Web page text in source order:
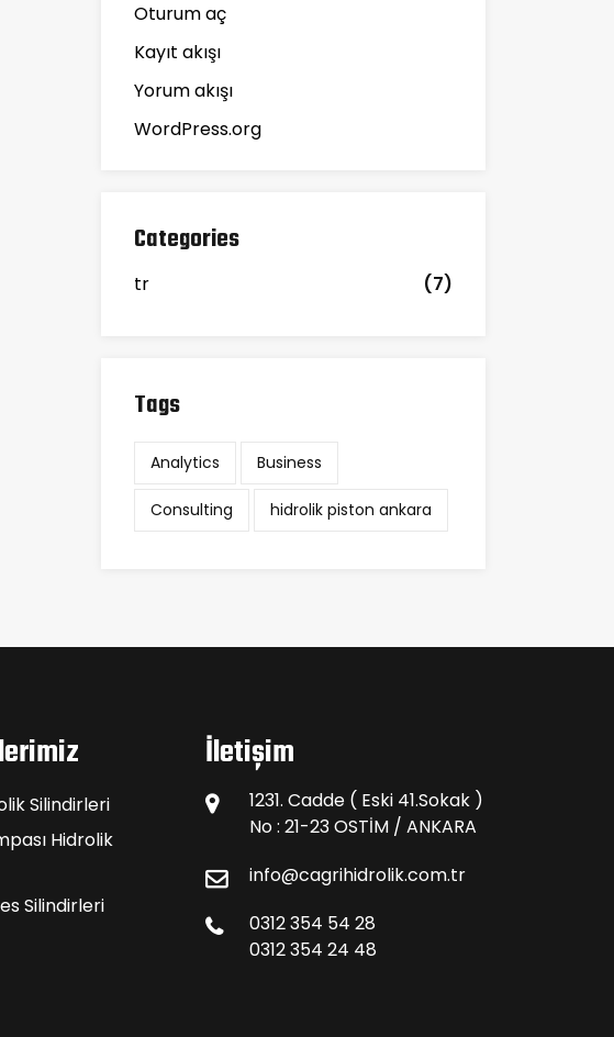
Oturum aç
Kayıt akışı
Yorum akışı
WordPress.org
Categories
tr (7)
Tags
Analytics Business
Consulting hidrolik piston ankara
Silindirleri
Hidrolik
Silindirleri
İletişim
1231. Cadde ( Eski 41.Sokak )
No : 21-23 OSTİM / ANKARA
info@cagrihidrolik.com.tr
0312 354 54 28
0312 354 24 48